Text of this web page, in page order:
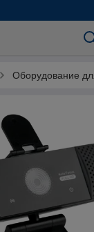
Оборудование